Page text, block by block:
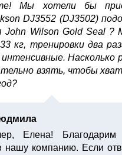
Мы хотели бы
DJ3552 (DJ3502)
John Wilson Gold Seal ?
кг, тренировки два
Насколько
взять, чтобы
Елена!
нашу компанию. Если